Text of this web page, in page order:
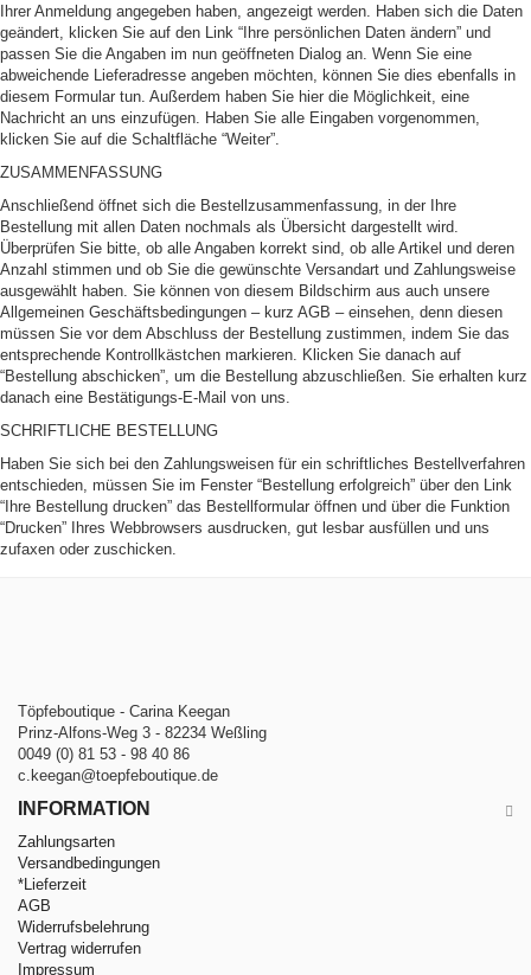
Ihrer Anmeldung angegeben haben, angezeigt werden. Haben sich die Daten
geändert, klicken Sie auf den Link “Ihre persönlichen Daten ändern” und
passen Sie die Angaben im nun geöffneten Dialog an. Wenn Sie eine
abweichende Lieferadresse angeben möchten, können Sie dies ebenfalls in
diesem Formular tun. Außerdem haben Sie hier die Möglichkeit, eine
Nachricht an uns einzufügen. Haben Sie alle Eingaben vorgenommen,
klicken Sie auf die Schaltfläche “Weiter”.
ZUSAMMENFASSUNG
Anschließend öffnet sich die Bestellzusammenfassung, in der Ihre
Bestellung mit allen Daten nochmals als Übersicht dargestellt wird.
Überprüfen Sie bitte, ob alle Angaben korrekt sind, ob alle Artikel und deren
Anzahl stimmen und ob Sie die gewünschte Versandart und Zahlungsweise
ausgewählt haben. Sie können von diesem Bildschirm aus auch unsere
Allgemeinen Geschäftsbedingungen – kurz AGB – einsehen, denn diesen
müssen Sie vor dem Abschluss der Bestellung zustimmen, indem Sie das
entsprechende Kontrollkästchen markieren. Klicken Sie danach auf
“Bestellung abschicken”, um die Bestellung abzuschließen. Sie erhalten kurz
danach eine Bestätigungs-E-Mail von uns.
SCHRIFTLICHE BESTELLUNG
Haben Sie sich bei den Zahlungsweisen für ein schriftliches Bestellverfahren
entschieden, müssen Sie im Fenster “Bestellung erfolgreich” über den Link
“Ihre Bestellung drucken” das Bestellformular öffnen und über die Funktion
“Drucken” Ihres Webbrowsers ausdrucken, gut lesbar ausfüllen und uns
zufaxen oder zuschicken.
Töpfeboutique - Carina Keegan
Prinz-Alfons-Weg 3 - 82234 Weßling
0049 (0) 81 53 - 98 40 86
c.keegan@toepfeboutique.de
INFORMATION
Zahlungsarten
Versandbedingungen
*Lieferzeit
AGB
Widerrufsbelehrung
Vertrag widerrufen
Impressum